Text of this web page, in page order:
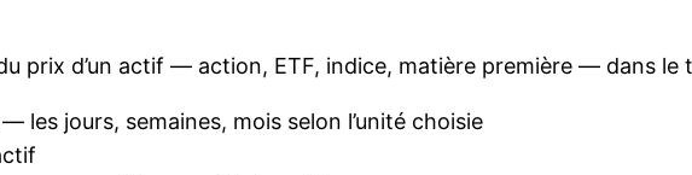
prix d’un actif — action, ETF, indice, matière première — dans le
les jours, semaines, mois selon l’unité choisie